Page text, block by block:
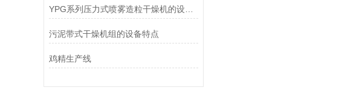
YPG系列压力式喷雾造粒干燥机的设备概述
污泥带式干燥机组的设备特点
鸡精生产线